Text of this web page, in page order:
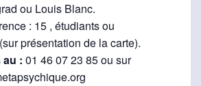
ou Louis Blanc.
: 15 , étudiants ou
présentation de la carte).
: 01 46 07 23 85 ou sur